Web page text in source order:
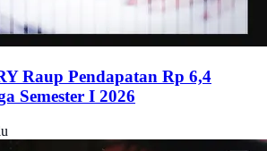
Raup Pendapatan Rp 6,4
Semester I 2026